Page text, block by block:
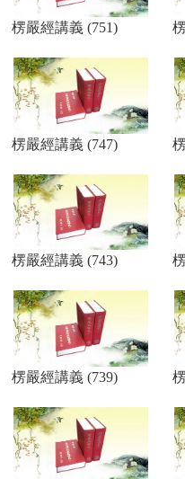
楞嚴經講義 (751)
楞嚴經講義 (747)
楞嚴經講義 (743)
楞嚴經講義 (739)